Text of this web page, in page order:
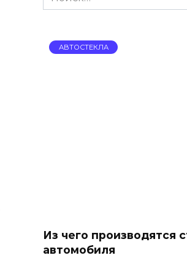
for:
АВТОСТЕКЛА
Из чего производятся
автомобиля